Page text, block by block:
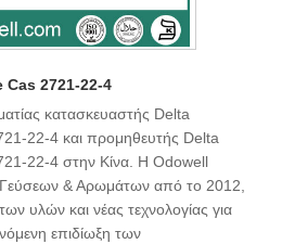
Cas 2721-22-4
κατασκευαστής Delta
22-4 και προμηθευτής Delta
22-4 στην Κίνα. Η Odowell
Γεύσεων & Αρωμάτων από το 2012,
υλών και νέας τεχνολογίας για
επιδίωξη των